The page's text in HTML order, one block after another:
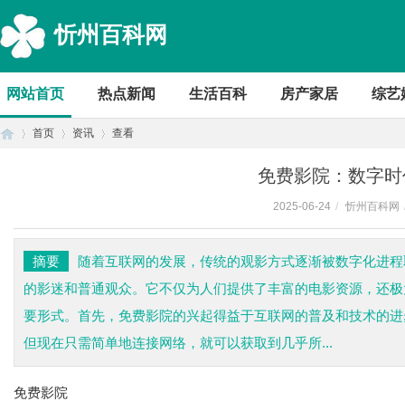
忻州百科网
网站首页 热点新闻 生活百科 房产家居 综艺
首页 资讯 查看
免费影院：数字
2025-06-24 / 忻州百科网
摘要
随着互联网的发展，传统的观影方式逐渐被数字化进
的影迷和普通观众。它不仅为人们提供了丰富的电影资源，还
要形式。首先，免费影院的兴起得益于互联网的普及和技术的
但现在只需简单地连接网络，就可以获取到几乎所...
免费影院